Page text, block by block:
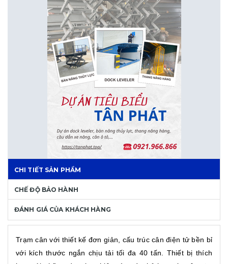
CHI TIẾT SẢN PHẨM
CHẾ ĐỘ BẢO HÀNH
ĐÁNH GIÁ CỦA KHÁCH HÀNG
Trạm cân với thiết kế đơn giản, cấu trúc cân điện tử bền bỉ
với kích thước ngắn chịu tải tối đa 40 tấn. Thiết bị thích